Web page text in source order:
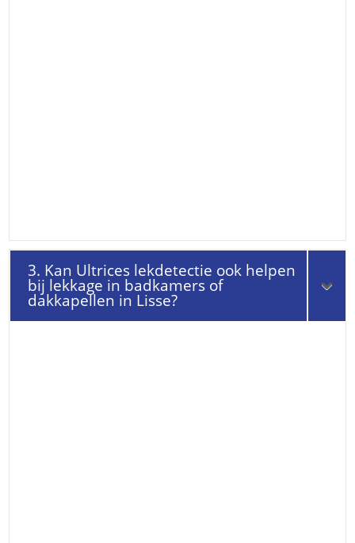
3. Kan Ultrices lekdetectie ook helpen
bij lekkage in badkamers of
dakkapellen in Lisse?